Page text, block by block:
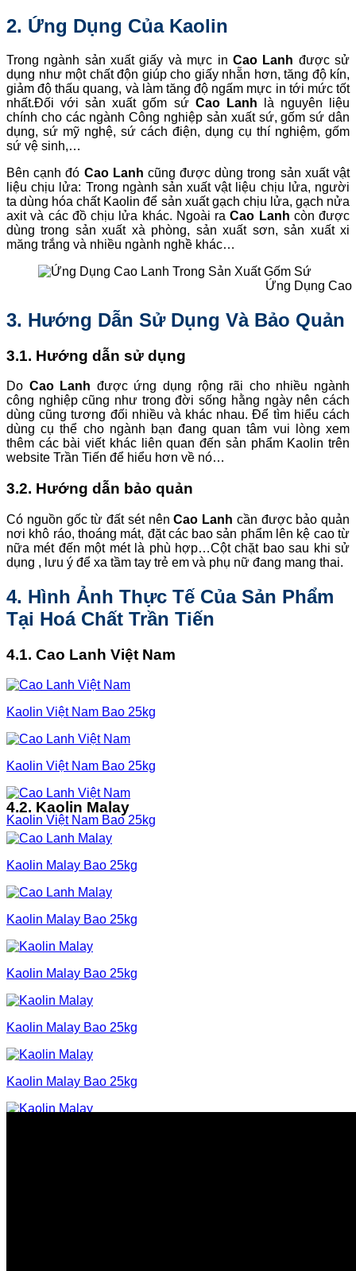
2. Ứng Dụng Của Kaolin
Trong ngành sản xuất giấy và mực in Cao Lanh được sử
dụng như một chất độn giúp cho giấy nhẵn hơn, tăng độ kín,
giảm độ thấu quang, và làm tăng độ ngấm mực in tới mức tốt
nhất.Đối với sản xuất gốm sứ Cao Lanh là nguyên liệu
chính cho các ngành Công nghiệp sản xuất sứ, gốm sứ dân
dụng, sứ mỹ nghệ, sứ cách điện, dụng cụ thí nghiệm, gốm
sứ vệ sinh,…
Bên cạnh đó Cao Lanh cũng được dùng trong sản xuất vật
liệu chịu lửa: Trong ngành sản xuất vật liệu chịu lửa, người
ta dùng hóa chất Kaolin để sản xuất gạch chịu lửa, gạch nửa
axit và các đồ chịu lửa khác. Ngoài raCao Lanh còn được
dùng trong sản xuất xà phòng, sản xuất sơn, sản xuất xi
măng trắng và nhiều ngành nghề khác…
Ứng Dụng Cao
3. Hướng Dẫn Sử Dụng Và Bảo Quản
3.1. Hướng dẫn sử dụng
Do Cao Lanh được ứng dụng rộng rãi cho nhiều ngành
công nghiệp cũng như trong đời sống hằng ngày nên cách
dùng cũng tương đối nhiều và khác nhau. Để tìm hiểu cách
dùng cụ thể cho ngành bạn đang quan tâm vui lòng xem
thêm các bài viết khác liên quan đến sản phẩm Kaolin trên
website Trần Tiến để hiểu hơn về nó…
3.2. Hướng dẫn bảo quản
Có nguồn gốc từ đất sét nênCao Lanh cần được bảo quản
nơi khô ráo, thoáng mát, đặt các bao sản phẩm lên kệ cao từ
nữa mét đến một mét là phù hợp…Cột chặt bao sau khi sử
dụng , lưu ý để xa tầm tay trẻ em và phụ nữ đang mang thai.
4. Hình Ảnh Thực Tế Của Sản Phẩm
Tại Hoá Chất Trần Tiến
4.1. Cao Lanh Việt Nam
Kaolin Việt Nam Bao 25kg
Kaolin Việt Nam Bao 25kg
Kaolin Việt Nam Bao 25kg
4.2. Kaolin Malay
Kaolin Malay Bao 25kg
Kaolin Malay Bao 25kg
Kaolin Malay Bao 25kg
Kaolin Malay Bao 25kg
Kaolin Malay Bao 25kg